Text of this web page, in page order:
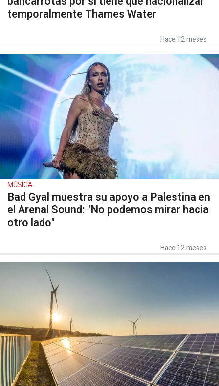
temporalmente Thames Water
Hace 12 meses
MÚSICA
Bad Gyal muestra su apoyo a Palestina en
el Arenal Sound: "No podemos mirar hacia
otro lado"
Hace 12 meses